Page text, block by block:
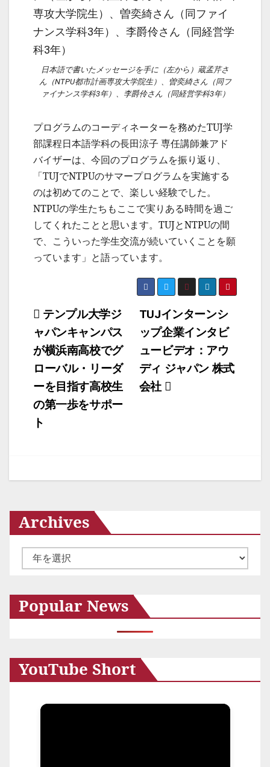
日本語で書いたメッセージを手に（左から）蔵孟芹さ
ん（NTPU都市計画専攻大学院生）、曽奕綺さん（同フ
ァイナンス学科3年）、李爵伶さん（同経営学科3年）
プログラムのコーディネーターを務めたTUJ学
部課程日本語学科の長田涼子 専任講師兼アド
バイザーは、今回のプログラムを振り返り、
「TUJでNTPUのサマープログラムを実施する
のは初めてのことで、楽しい経験でした。
NTPUの学生たちもここで実りある時間を過ご
してくれたことと思います。TUJとNTPUの間
で、こういった学生交流が続いていくことを願
っています」と語っています。
投
稿
ナ
ビ
ゲ
ー
TUJインターンシ
ップ企業インタビ
ュービデオ：アウ
ディ ジャパン 株式
会社
テンプル大学ジ
ャパンキャンパス
が横浜南高校でグ
ローバル・リーダ
ーを目指す高校生
の第一歩をサポー
ト
Archives
ー
イ
ブ
Popular News
YouTube Short